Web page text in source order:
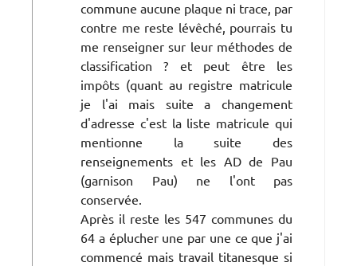
commune aucune plaque ni trace, par
contre me reste lévêché, pourrais tu
me renseigner sur leur méthodes de
classification ? et peut être les
impôts (quant au registre matricule
je l'ai mais suite a changement
d'adresse c'est la liste matricule qui
mentionne la suite des
renseignements et les AD de Pau
(garnison Pau) ne l'ont pas
conservée.
Après il reste les 547 communes du
64 a éplucher une par une ce que j'ai
commencé mais travail titanesque si